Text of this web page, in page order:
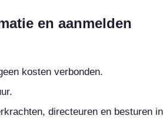
en aanmelden
kosten verbonden.
directeuren en besturen